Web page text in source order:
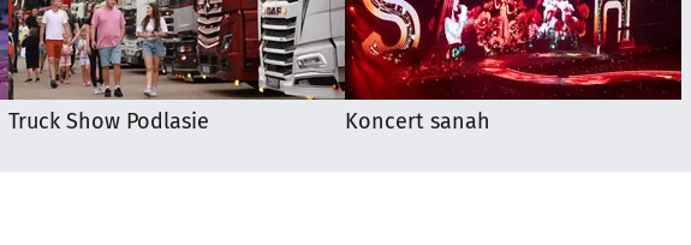
Truck Show Podlasie Koncert sanah